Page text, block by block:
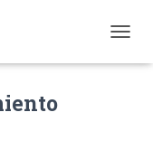
O